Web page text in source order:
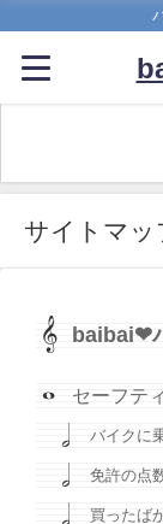
サイトマッ
baibai❤
セーフテ
バイクに
免許の点
買ったば